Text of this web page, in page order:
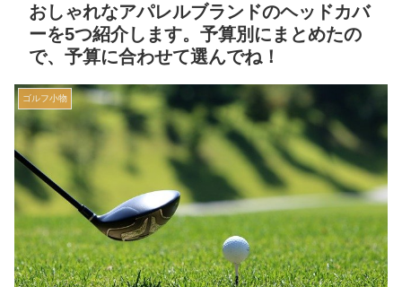
おしゃれなアパレルブランドのヘッドカバ
ーを5つ紹介します。予算別にまとめたの
で、予算に合わせて選んでね！
ゴルフ小物